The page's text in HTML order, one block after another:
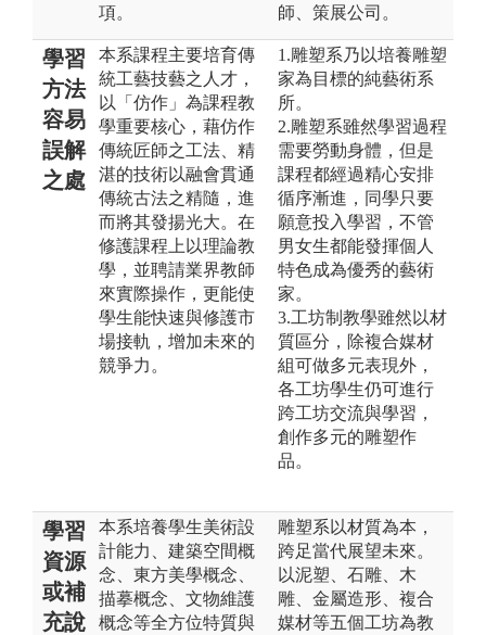
項。
師、策展公司。
學習
方法
容易
誤解
之處
本系課程主要培育傳
統工藝技藝之人才，
以「仿作」為課程教
學重要核心，藉仿作
傳統匠師之工法、精
湛的技術以融會貫通
傳統古法之精隨，進
而將其發揚光大。在
修護課程上以理論教
學，並聘請業界教師
來實際操作，更能使
學生能快速與修護市
場接軌，增加未來的
競爭力。
1.雕塑系乃以培養雕塑
家為目標的純藝術系
所。
2.雕塑系雖然學習過程
需要勞動身體，但是
課程都經過精心安排
循序漸進，同學只要
願意投入學習，不管
男女生都能發揮個人
特色成為優秀的藝術
家。
3.工坊制教學雖然以材
質區分，除複合媒材
組可做多元表現外，
各工坊學生仍可進行
跨工坊交流與學習，
創作多元的雕塑作
品。
學習
資源
或補
充說
本系培養學生美術設
計能力、建築空間概
念、東方美學概念、
描摹概念、文物維護
概念等全方位特質與
雕塑系以材質為本，
跨足當代展望未來。
以泥塑、石雕、木
雕、金屬造形、複合
媒材等五個工坊為教